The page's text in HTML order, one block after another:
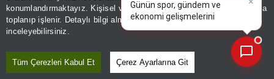
konumlandırmaktayız. Kişisel verileriniz, KVKK ve GDPR kapsamında
toplanıp işlenir. Detaylı bilgi almak içinAydınlatma Metnimizi
inceleyebilirsiniz.
Tüm Çerezleri Kabul Et Çerez Ayarlarına Git
Yorum için giriş yapın
ekonomi gelişmelerini analiz
edin!|